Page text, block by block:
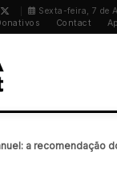
Sexta-feira, 7 de
Contact
a recomendação